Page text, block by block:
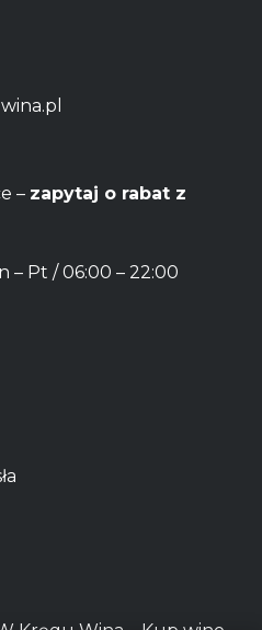
– zapytaj o rabat z
– Pt / 06:00 – 22:00